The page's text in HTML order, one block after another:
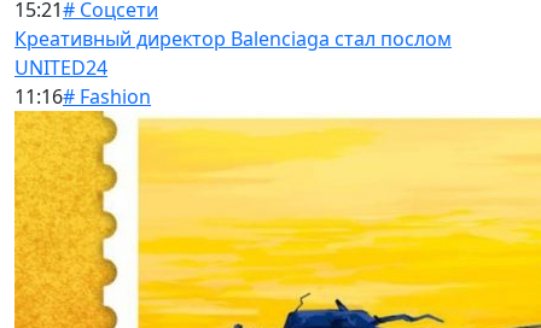
15:21# Соцсети
Креативный директор Balenciaga стал послом
UNITED24
11:16# Fashion